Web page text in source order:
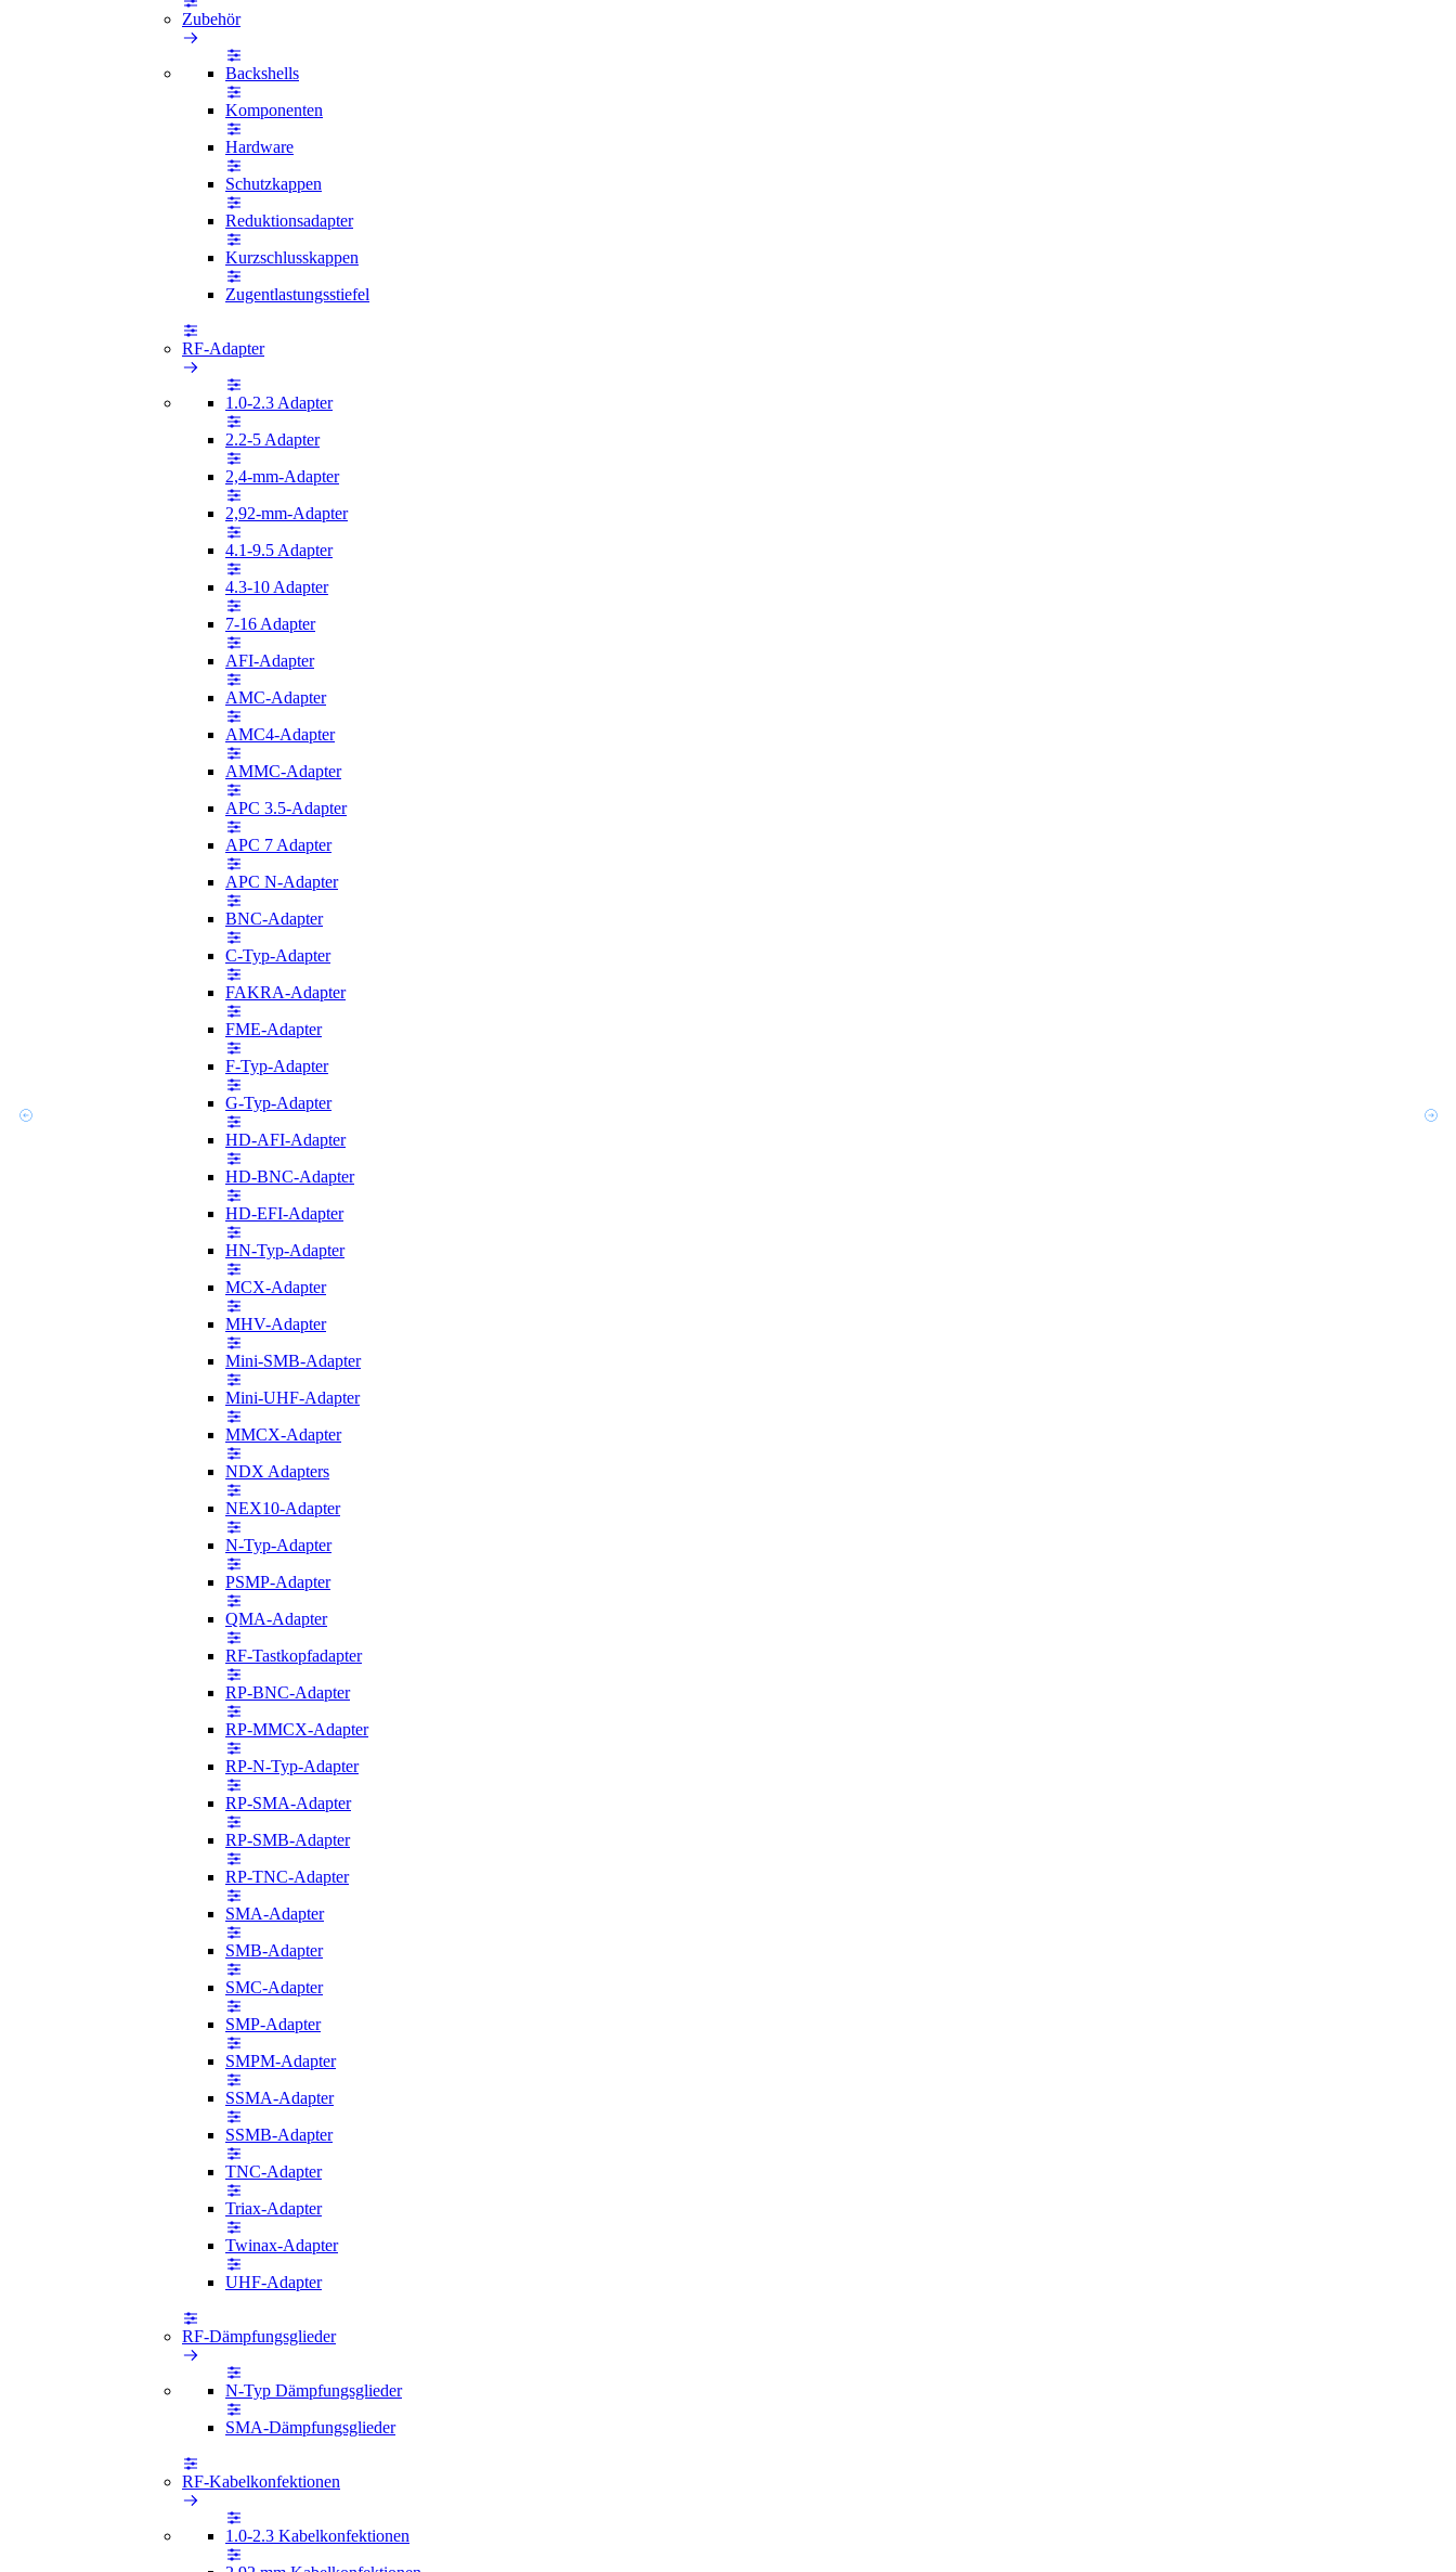
Zubehör
Backshells
Komponenten
Hardware
Schutzkappen
Reduktionsadapter
Kurzschlusskappen
Zugentlastungsstiefel
RF-Adapter
1.0-2.3 Adapter
2.2-5 Adapter
2,4-mm-Adapter
2,92-mm-Adapter
4.1-9.5 Adapter
4.3-10 Adapter
7-16 Adapter
AFI-Adapter
AMC-Adapter
AMC4-Adapter
AMMC-Adapter
APC 3.5-Adapter
APC 7 Adapter
APC N-Adapter
BNC-Adapter
C-Typ-Adapter
FAKRA-Adapter
FME-Adapter
F-Typ-Adapter
G-Typ-Adapter
HD-AFI-Adapter
HD-BNC-Adapter
HD-EFI-Adapter
HN-Typ-Adapter
MCX-Adapter
MHV-Adapter
Mini-SMB-Adapter
Mini-UHF-Adapter
MMCX-Adapter
NDX Adapters
NEX10-Adapter
N-Typ-Adapter
PSMP-Adapter
QMA-Adapter
RF-Tastkopfadapter
RP-BNC-Adapter
RP-MMCX-Adapter
RP-N-Typ-Adapter
RP-SMA-Adapter
RP-SMB-Adapter
RP-TNC-Adapter
SMA-Adapter
SMB-Adapter
SMC-Adapter
SMP-Adapter
SMPM-Adapter
SSMA-Adapter
SSMB-Adapter
TNC-Adapter
Triax-Adapter
Twinax-Adapter
UHF-Adapter
RF-Dämpfungsglieder
N-Typ Dämpfungsglieder
SMA-Dämpfungsglieder
RF-Kabelkonfektionen
1.0-2.3 Kabelkonfektionen